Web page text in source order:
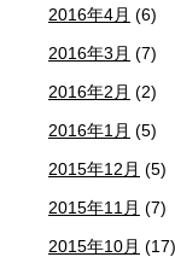
2016年4月 (6)
2016年3月 (7)
2016年2月 (2)
2016年1月 (5)
2015年12月 (5)
2015年11月 (7)
2015年10月 (17)